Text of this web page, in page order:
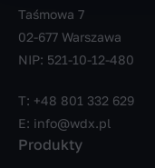
Taśmowa 7
02-677 Warszawa
NIP: 521-10-12-480
T: +48 801 332 629
E: info@wdx.pl
Produkty